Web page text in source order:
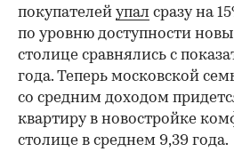
покупателей упал сразу на
по уровню доступности
столице сравнялись с
года. Теперь московской
со средним доходом
квартиру в новостройке
столице в среднем 9,39 года.